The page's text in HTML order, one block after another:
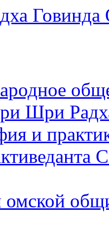
Говинда
Шри
и
омской